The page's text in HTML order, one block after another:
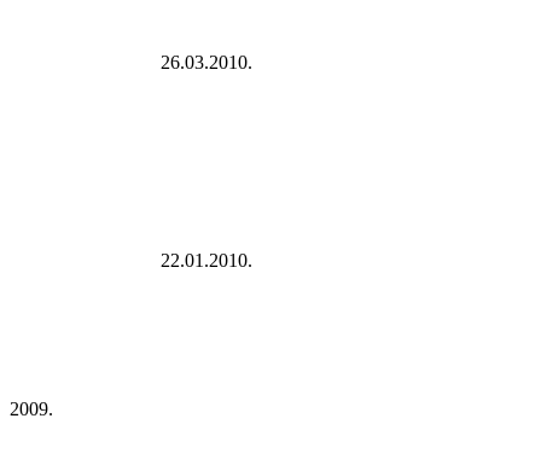
26.03.2010.
22.01.2010.
2009.